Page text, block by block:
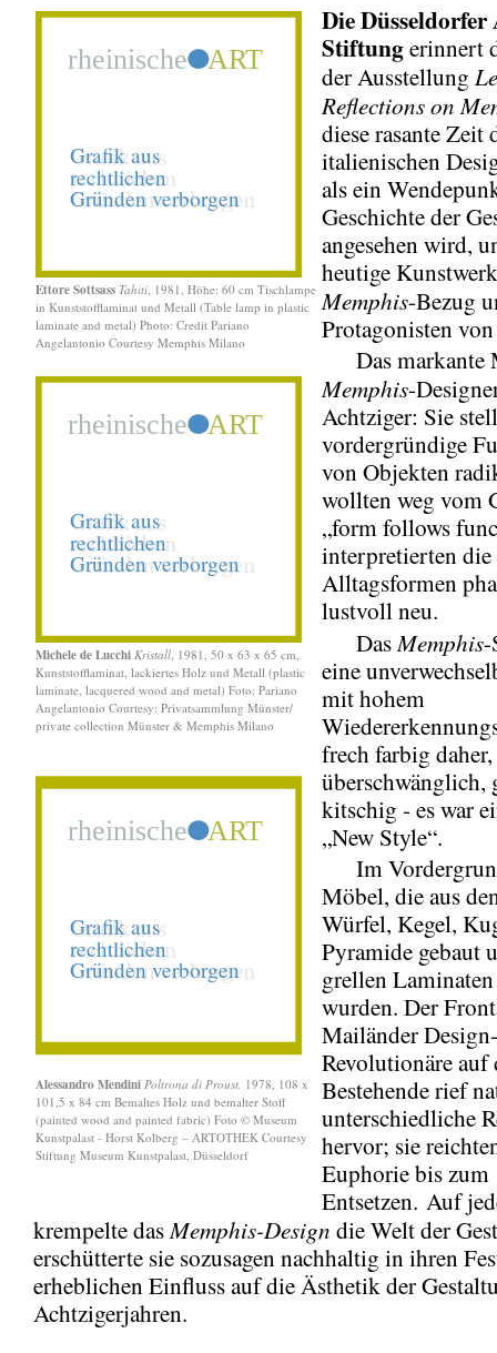
Ettore Sottsass Tahiti , 1981, Höhe: 60 cm Tischlampe
in Kunststofflaminat und Metall (Table lamp in plastic
laminate and metal) Photo: Credit Pariano
Angelantonio Courtesy Memphis Milano
Michele de Lucchi Kristall , 1981, 50 x 63 x 65 cm,
Kunststofflaminat, lackiertes Holz und Metall (plastic
laminate, lacquered wood and metal) Foto: Pariano
Angelantonio Courtesy: Privatsammlung Münster/
private collection Münster & Memphis Milano
Alessandro Mendini Poltrona di Proust, 1978, 108 x
101,5 x 84 cm Bemaltes Holz und bemalter Stoff
(painted wood and painted fabric) Foto © Museum
Kunstpalast - Horst Kolberg – ARTOTHEK Courtesy
Stiftung Museum Kunstpalast, Düsseldorf
Die
Stiftungerinnert
der Ausstellung
Reflections on
diese rasante Zeit
italienischen
als ein
Geschichte der
angesehen wird,
heutige
Memphis-Bezug
Protagonisten
Das markante
Memphis-
Achtziger: Sie
vordergründige
von Objekten
wollten weg vom
„form follows
interpretierten die
Alltagsformen
lustvoll neu.
Das Memphis-
eine
mit hohem
frech farbig daher,
überschwänglich,
kitschig - es war
„New Style“.
Im
Möbel, die aus
Würfel, Kegel,
Pyramide gebaut
grellen
wurden. Der
Mailänder Design-
Revolutionäre auf
Bestehende rief
unterschiedliche
hervor; sie
Euphorie bis zum
Entsetzen. Auf
krempelte das Memphis-Design die Welt der
erschütterte sie sozusagen nachhaltig in ihren
erheblichen Einfluss auf die Ästhetik der
Achtzigerjahren.